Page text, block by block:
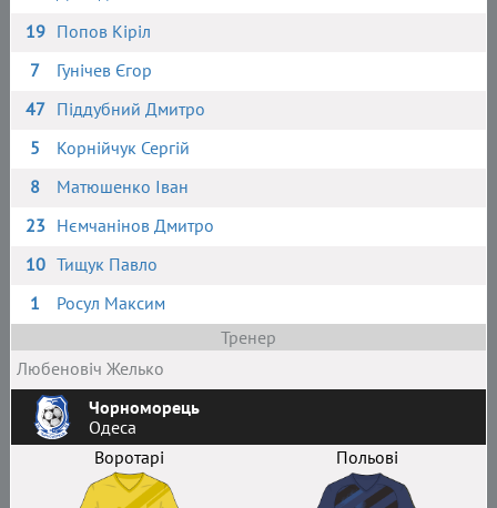
19 Попов Кіріл
7
Гунічев Єгор
47 Піддубний Дмитро
5
Корнійчук Сергій
8
Матюшенко Іван
23 Нємчанінов Дмитро
10 Тищук Павло
1
Росул Максим
Тренер
Любеновіч Желько
Чорноморець
Одеса
Воротарі
Польові